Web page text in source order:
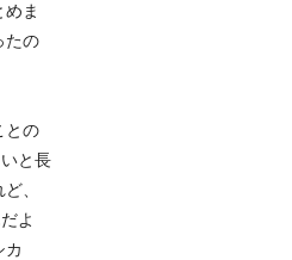
ま
たの
との
と長
、
よ
カ